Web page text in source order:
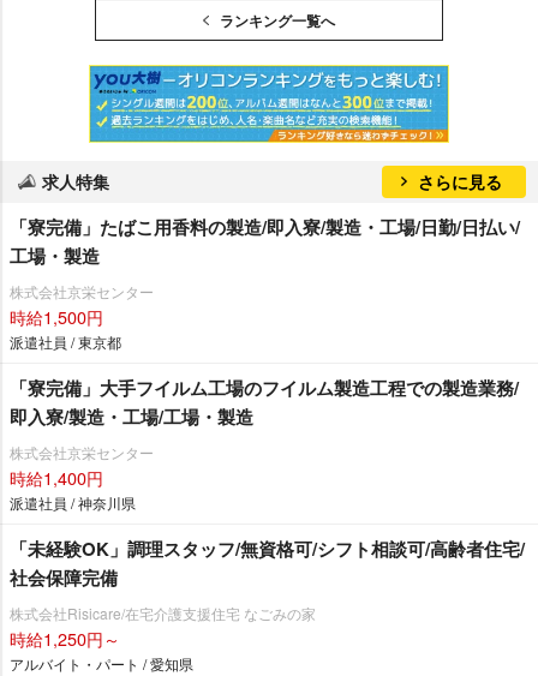
ランキング一覧へ
求人特集 さらに見る
「寮完備」たばこ用香料の製造/即入寮/製造・工場/日勤/日払い/
工場・製造
株式会社京栄センター
時給1,500円
派遣社員 / 東京都
「寮完備」大手フイルム工場のフイルム製造工程での製造業務/
即入寮/製造・工場/工場・製造
株式会社京栄センター
時給1,400円
派遣社員 / 神奈川県
「未経験OK」調理スタッフ/無資格可/シフト相談可/高齢者住宅/
社会保障完備
株式会社Risicare/在宅介護支援住宅 なごみの家
時給1,250円～
アルバイト・パート / 愛知県